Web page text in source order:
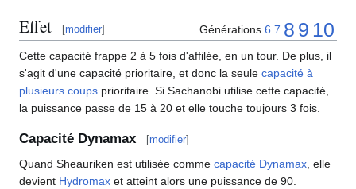
Effet [modifier] Générations 6 7 8 9 10
Cette capacité frappe 2 à 5 fois d'affilée, en un tour. De plus, il
s'agit d'une capacité prioritaire, et donc la seule capacité à
plusieurs coups prioritaire. Si Sachanobi utilise cette capacité,
la puissance passe de 15 à 20 et elle touche toujours 3 fois.
Capacité Dynamax [modifier]
Quand Sheauriken est utilisée comme capacité Dynamax, elle
devient Hydromax et atteint alors une puissance de 90.